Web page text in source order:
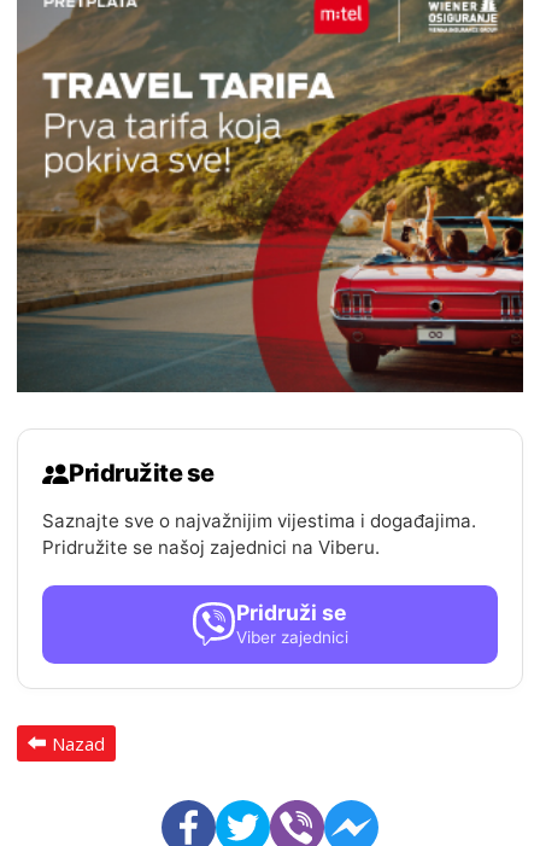
Pridružite se
Saznajte sve o najvažnijim vijestima i događajima.
Pridružite se našoj zajednici na Viberu.
Pridruži se
Viber zajednici
Nazad